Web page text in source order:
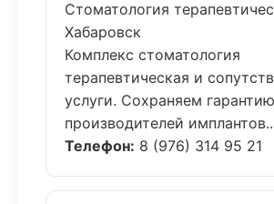
Стоматология
Хабаровск
Комплекс стоматология
терапевтическая и
услуги. Сохраняем гарантию
производителей
Телефон: 8 (976) 314 95 21